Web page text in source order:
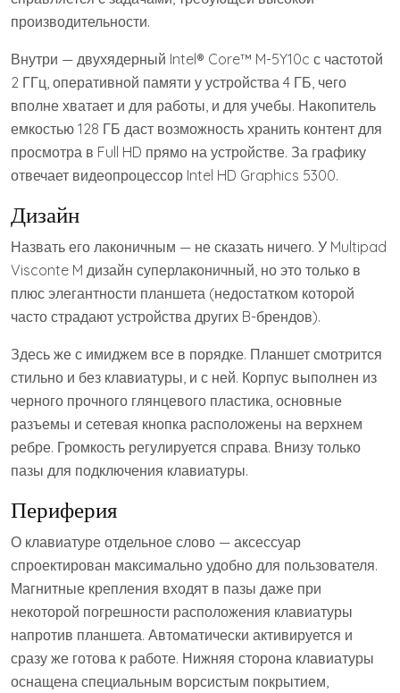
производительности.
Внутри — двухядерный Intel® Core™ M-5Y10c с частотой
2 ГГц, оперативной памяти у устройства 4 ГБ, чего
вполне хватает и для работы, и для учебы. Накопитель
емкостью 128 ГБ даст возможность хранить контент для
просмотра в Full HD прямо на устройстве. За графику
отвечает видеопроцессор Intel HD Graphics 5300.
Дизайн
Назвать его лаконичным — не сказать ничего. У Multipad
Visconte M дизайн суперлаконичный, но это только в
плюс элегантности планшета (недостатком которой
часто страдают устройства других B-брендов).
Здесь же с имиджем все в порядке. Планшет смотрится
стильно и без клавиатуры, и с ней. Корпус выполнен из
черного прочного глянцевого пластика, основные
разъемы и сетевая кнопка расположены на верхнем
ребре. Громкость регулируется справа. Внизу только
пазы для подключения клавиатуры.
Периферия
О клавиатуре отдельное слово — аксессуар
спроектирован максимально удобно для пользователя.
Магнитные крепления входят в пазы даже при
некоторой погрешности расположения клавиатуры
напротив планшета. Автоматически активируется и
сразу же готова к работе. Нижняя сторона клавиатуры
оснащена специальным ворсистым покрытием,